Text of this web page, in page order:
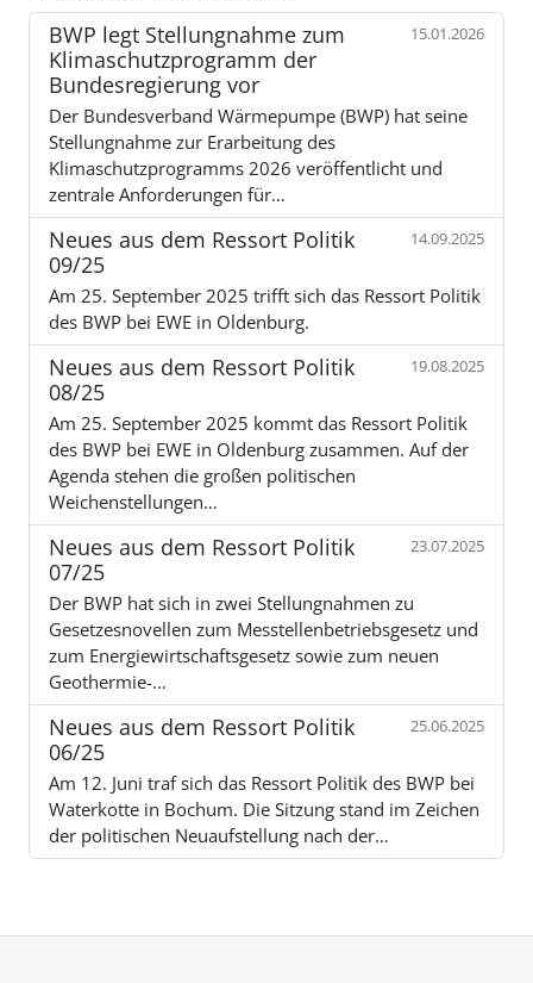
BWP legt Stellungnahme zum
Klimaschutzprogramm der
Bundesregierung vor
15.01.2026
Der Bundesverband Wärmepumpe (BWP) hat seine
Stellungnahme zur Erarbeitung des
Klimaschutzprogramms 2026 veröffentlicht und
zentrale Anforderungen für…
Neues aus dem Ressort Politik
09/25
14.09.2025
Am 25. September 2025 trifft sich das Ressort Politik
des BWP bei EWE in Oldenburg.
Neues aus dem Ressort Politik
08/25
19.08.2025
Am 25. September 2025 kommt das Ressort Politik
des BWP bei EWE in Oldenburg zusammen. Auf der
Agenda stehen die großen politischen
Weichenstellungen…
Neues aus dem Ressort Politik
07/25
23.07.2025
Der BWP hat sich in zwei Stellungnahmen zu
Gesetzesnovellen zum Messtellenbetriebsgesetz und
zum Energiewirtschaftsgesetz sowie zum neuen
Geothermie-…
Neues aus dem Ressort Politik
06/25
25.06.2025
Am 12. Juni traf sich das Ressort Politik des BWP bei
Waterkotte in Bochum. Die Sitzung stand im Zeichen
der politischen Neuaufstellung nach der…